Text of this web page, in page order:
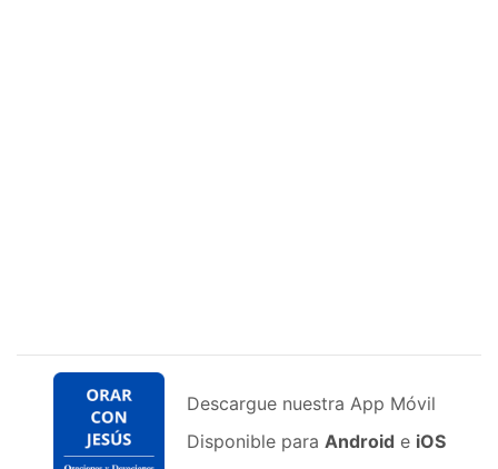
Descargue nuestra App Móvil
Disponible para Android e iOS